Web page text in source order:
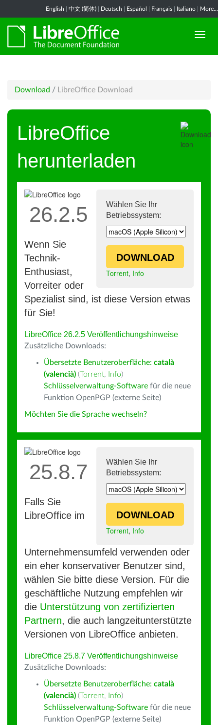
English 中文 (简体) Deutsch Español Français Italiano More...
Download / LibreOffice Download
LibreOffice
herunterladen
Wählen Sie Ihr
Betriebssystem:
DOWNLOAD
Torrent, Info
26.2.5
Wenn Sie
Technik-
Enthusiast,
Vorreiter oder
Spezialist sind, ist diese Version etwas
für Sie!
LibreOffice 26.2.5 Veröffentlichungshinweise
Zusätzliche Downloads:
Übersetzte Benutzeroberfläche: català
(valencià) (Torrent, Info)
Schlüsselverwaltung-Software für die neue
Funktion OpenPGP (externe Seite)
Möchten Sie die Sprache wechseln?
Wählen Sie Ihr
Betriebssystem:
DOWNLOAD
Torrent, Info
25.8.7
Falls Sie
LibreOffice im
Unternehmensumfeld verwenden oder
ein eher konservativer Benutzer sind,
wählen Sie bitte diese Version. Für die
geschäftliche Nutzung empfehlen wir
die Unterstützung von zertifizierten
Partnern, die auch langzeitunterstützte
Versionen von LibreOffice anbieten.
LibreOffice 25.8.7 Veröffentlichungshinweise
Zusätzliche Downloads:
Übersetzte Benutzeroberfläche: català
(valencià) (Torrent, Info)
Schlüsselverwaltung-Software für die neue
Funktion OpenPGP (externe Seite)